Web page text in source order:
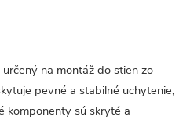
na montáž do stien zo
pevné a stabilné uchytenie,
komponenty sú skryté a